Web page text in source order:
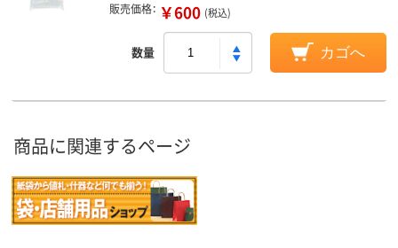
販売価格： ￥600 (税込)
数量 カゴへ
商品に関連するページ